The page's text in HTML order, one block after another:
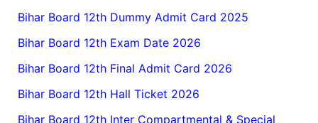
Bihar Board 12th Dummy Admit Card 2025
Bihar Board 12th Exam Date 2026
Bihar Board 12th Final Admit Card 2026
Bihar Board 12th Hall Ticket 2026
Bihar Board 12th Inter Compartmental & Special